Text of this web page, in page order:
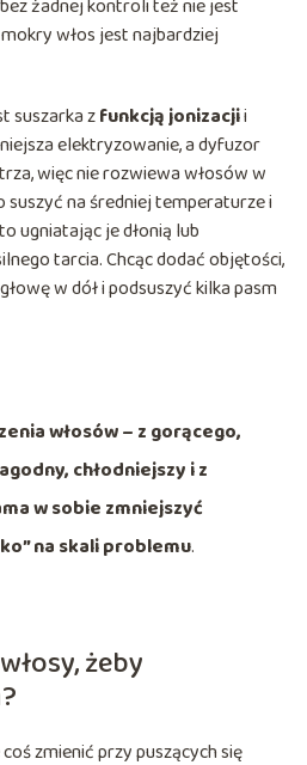
żadnej kontroli też nie jest
włos jest najbardziej
suszarka zfunkcją jonizacjii
elektryzowanie, a dyfuzor
więc nie rozwiewa włosów w
na średniej temperaturze i
ugniatając je dłonią lub
tarcia. Chcąc dodać objętości,
w dół i podsuszyć kilka pasm
włosów – z gorącego,
chłodniejszy i z
w sobie zmniejszyć
na skali problemu.
żeby
zmienić przy puszących się